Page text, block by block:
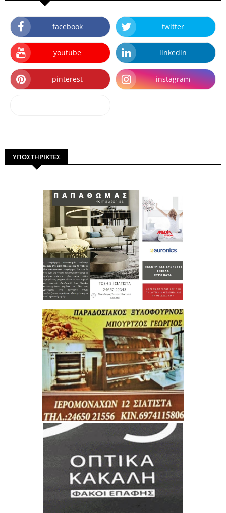
facebook twitter
youtube linkedin
pinterest instagram
ΥΠΟΣΤΗΡΙΚΤΕΣ